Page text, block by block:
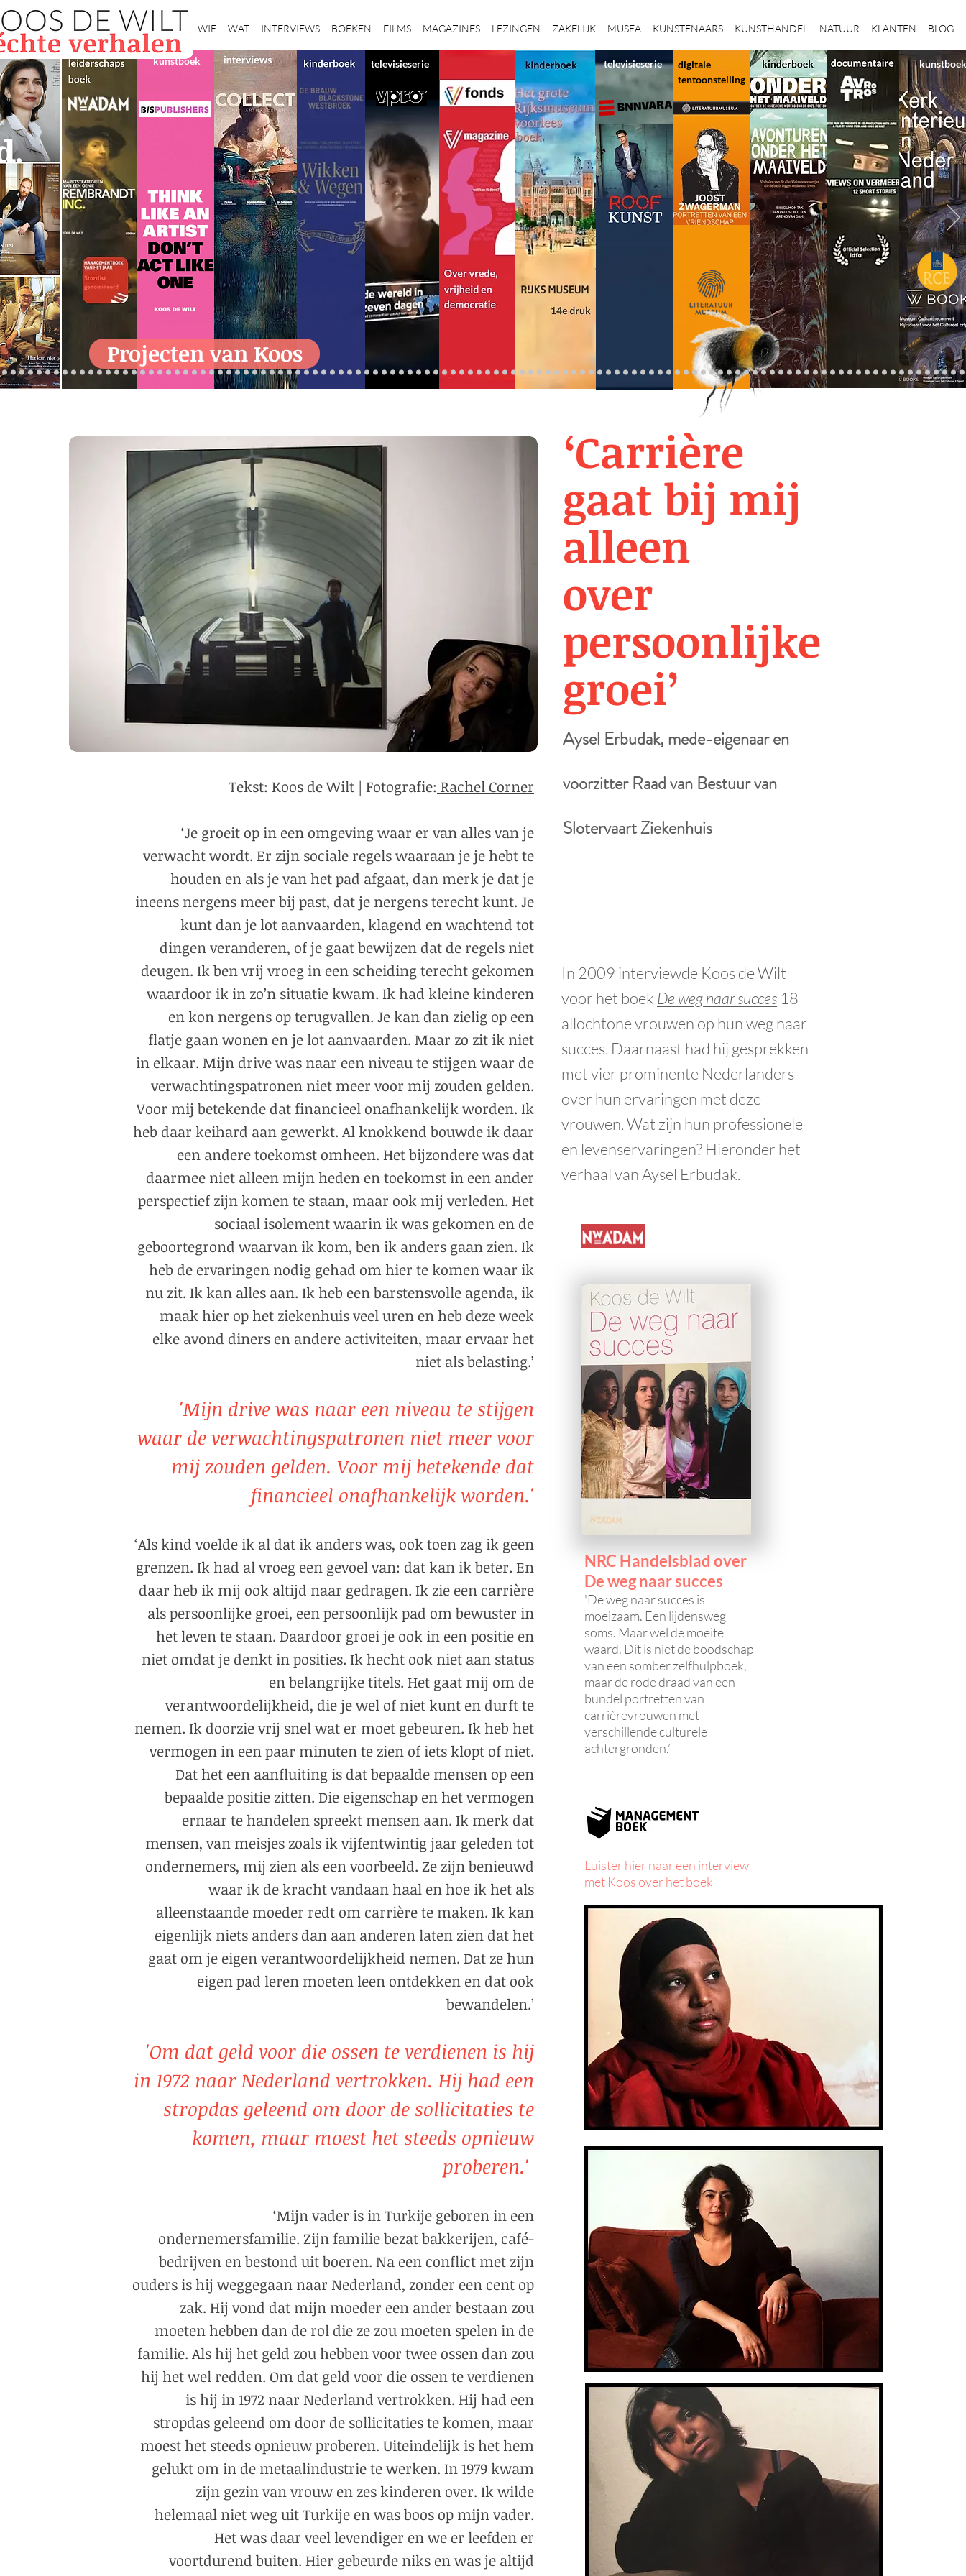
Home WIE WAT INTERVIEWS BOEKEN FILMS MAGAZINES LEZINGEN ZAKELIJK MUSEA KUNSTENAARS KUNSTHANDEL NATUUR KLANTEN BLOG
kunstboek televisieserie
Projecten van Koos
digitale
tentoonstelling
televisieserie kunstboek
Tekst: Koos de Wilt | Fotografie: Rachel Corner
‘Je groeit op in een omgeving waar er van alles van je
verwacht wordt. Er zijn sociale regels waaraan je je hebt te
houden en als je van het pad afgaat, dan merk je dat je
ineens nergens meer bij past, dat je nergens terecht kunt. Je
kunt dan je lot aanvaarden, klagend en wachtend tot
dingen veranderen, of je gaat bewijzen dat de regels niet
deugen. Ik ben vrij vroeg in een scheiding terecht gekomen
waardoor ik in zo’n situatie kwam. Ik had kleine kinderen
en kon nergens op terugvallen. Je kan dan zielig op een
flatje gaan wonen en je lot aanvaarden. Maar zo zit ik niet
in elkaar. Mijn drive was naar een niveau te stijgen waar de
verwachtingspatronen niet meer voor mij zouden gelden.
Voor mij betekende dat financieel onafhankelijk worden. Ik
heb daar keihard aan gewerkt. Al knokkend bouwde ik daar
een andere toekomst omheen. Het bijzondere was dat
daarmee niet alleen mijn heden en toekomst in een ander
perspectief zijn komen te staan, maar ook mij verleden. Het
sociaal isolement waarin ik was gekomen en de
geboortegrond waarvan ik kom, ben ik anders gaan zien. Ik
heb de ervaringen nodig gehad om hier te komen waar ik
nu zit. Ik kan alles aan. Ik heb een barstensvolle agenda, ik
maak hier op het ziekenhuis veel uren en heb deze week
elke avond diners en andere activiteiten, maar ervaar het
niet als belasting.’
'Mijn drive was naar een niveau te stijgen
waar de verwachtingspatronen niet meer voor
mij zouden gelden. Voor mij betekende dat
financieel onafhankelijk worden.'
‘Als kind voelde ik al dat ik anders was, ook toen zag ik geen
grenzen. Ik had al vroeg een gevoel van: dat kan ik beter. En
daar heb ik mij ook altijd naar gedragen. Ik zie een carrière
als persoonlijke groei, een persoonlijk pad om bewuster in
het leven te staan. Daardoor groei je ook in een positie en
niet omdat je denkt in posities. Ik hecht ook niet aan status
en belangrijke titels. Het gaat mij om de
verantwoordelijkheid, die je wel of niet kunt en durft te
nemen. Ik doorzie vrij snel wat er moet gebeuren. Ik heb het
vermogen in een paar minuten te zien of iets klopt of niet.
Dat het een aanfluiting is dat bepaalde mensen op een
bepaalde positie zitten. Die eigenschap en het vermogen
ernaar te handelen spreekt mensen aan. Ik merk dat
mensen, van meisjes zoals ik vijfentwintig jaar geleden tot
ondernemers, mij zien als een voorbeeld. Ze zijn benieuwd
waar ik de kracht vandaan haal en hoe ik het als
alleenstaande moeder redt om carrière te maken. Ik kan
eigenlijk niets anders dan aan anderen laten zien dat het
gaat om je eigen verantwoordelijkheid nemen. Dat ze hun
eigen pad leren moeten leen ontdekken en dat ook
bewandelen.’
'Om dat geld voor die ossen te verdienen is hij
in 1972 naar Nederland vertrokken. Hij had een
stropdas geleend om door de sollicitaties te
komen, maar moest het steeds opnieuw
proberen.'
‘Mijn vader is in Turkije geboren in een
ondernemersfamilie. Zijn familie bezat bakkerijen, café-
bedrijven en bestond uit boeren. Na een conflict met zijn
ouders is hij weggegaan naar Nederland, zonder een cent op
zak. Hij vond dat mijn moeder een ander bestaan zou
moeten hebben dan de rol die ze zou moeten spelen in de
familie. Als hij het geld zou hebben voor twee ossen dan zou
hij het wel redden. Om dat geld voor die ossen te verdienen
is hij in 1972 naar Nederland vertrokken. Hij had een
stropdas geleend om door de sollicitaties te komen, maar
moest het steeds opnieuw proberen. Uiteindelijk is het hem
gelukt om in de metaalindustrie te werken. In 1979 kwam
zijn gezin van vrouw en zes kinderen over. Ik wilde
helemaal niet weg uit Turkije en was boos op mijn vader.
Het was daar veel levendiger en we er leefden er
voortdurend buiten. Hier gebeurde niks en was je altijd
‘Carrière
gaat bij mij
alleen
over
persoonlijke
groei’
Aysel Erbudak, mede-eigenaar en
voorzitter Raad van Bestuur van
Slotervaart Ziekenhuis
In 2009 interviewde Koos de Wilt
voor het boek De weg naar succes 18
allochtone vrouwen op hun weg naar
succes. Daarnaast had hij gesprekken
met vier prominente Nederlanders
over hun ervaringen met deze
vrouwen. Wat zijn hun professionele
en levenservaringen? Hieronder het
verhaal van Aysel Erbudak.
NRC Handelsblad over
De weg naar succes
'De weg naar succes is
moeizaam. Een lijdensweg
soms. Maar wel de moeite
waard. Dit is niet de boodschap
van een somber zelfhulpboek,
maar de rode draad van een
bundel portretten van
carrièrevrouwen met
verschillende culturele
achtergronden.’
Luister hier naar een interview
met Koos over het boek